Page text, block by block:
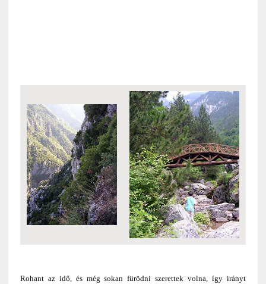
Rohant az idő, és még sokan fürödni szerettek volna, így irányt